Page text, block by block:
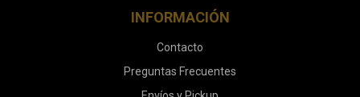
INFORMACIÓN
Contacto
Preguntas Frecuentes